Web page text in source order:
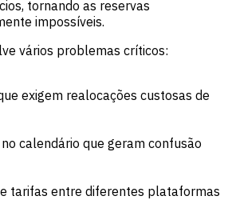
tornando as reservas
impossíveis.
vários problemas críticos:
exigem realocações custosas de
calendário que geram confusão
tarifas entre diferentes plataformas